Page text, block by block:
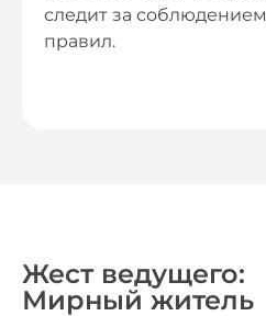
следит за соблюдением
правил.
Жест ведущего:
Мирный житель